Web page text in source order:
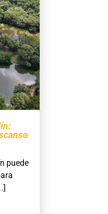
puede